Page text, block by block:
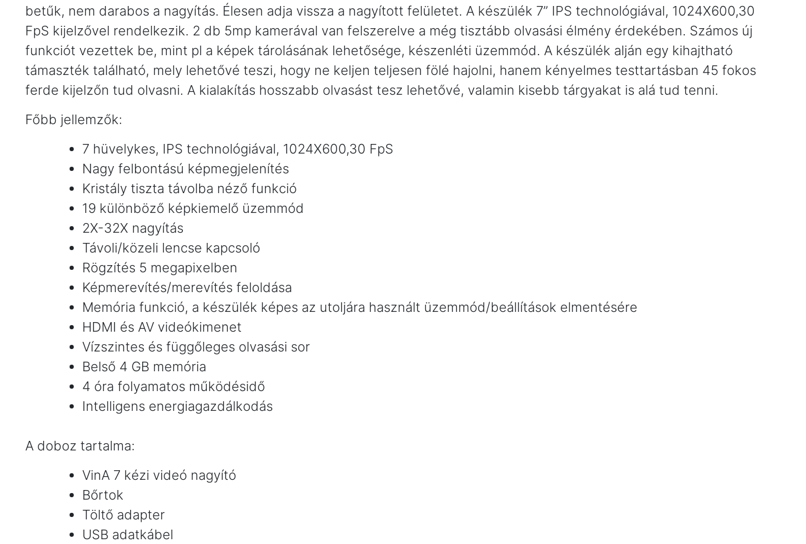
betűk, nem darabos a nagyítás. Élesen adja vissza a nagyított felületet. A készülék 7” IPS technológiával, 1024X600,30
FpS kijelzővel rendelkezik. 2 db 5mp kamerával van felszerelve a még tisztább olvasási élmény érdekében. Számos új
funkciót vezettek be, mint pl a képek tárolásának lehetősége, készenléti üzemmód. A készülék alján egy kihajtható
támaszték található, mely lehetővé teszi, hogy ne keljen teljesen fölé hajolni, hanem kényelmes testtartásban 45 fokos
ferde kijelzőn tud olvasni. A kialakítás hosszabb olvasást tesz lehetővé, valamin kisebb tárgyakat is alá tud tenni.
Főbb jellemzők:
7 hüvelykes, IPS technológiával, 1024X600,30 FpS
Nagy felbontású képmegjelenítés
Kristály tiszta távolba néző funkció
19 különböző képkiemelő üzemmód
2X-32X nagyítás
Távoli/közeli lencse kapcsoló
Rögzítés 5 megapixelben
Képmerevítés/merevítés feloldása
Memória funkció, a készülék képes az utoljára használt üzemmód/beállítások elmentésére
HDMI és AV videókimenet
Vízszintes és függőleges olvasási sor
Belső 4 GB memória
4 óra folyamatos működésidő
Intelligens energiagazdálkodás
A doboz tartalma:
VinA 7 kézi videó nagyító
Bőrtok
Töltő adapter
USB adatkábel